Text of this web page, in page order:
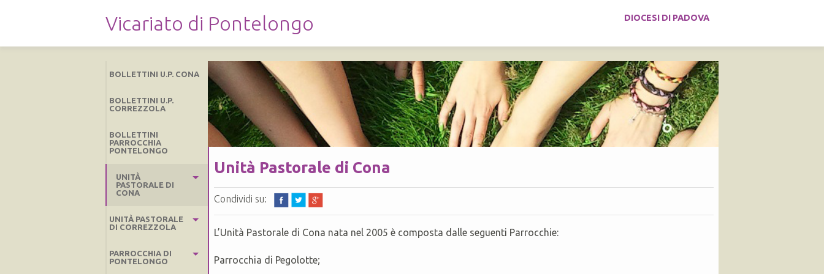
Vicariato di Pontelongo DIOCESI DI PADOVA
BOLLETTINI U.P. CONA
BOLLETTINI U.P.
CORREZZOLA
BOLLETTINI
PARROCCHIA
PONTELONGO
UNITÀ
PASTORALE DI
CONA
PARROCCHIA DI PEGOLOTTE
UNITÀ PASTORALE
DI CORREZZOLA
PARROCCHIE
PARROCCHIA DI
PONTELONGO
Unità Pastorale di Cona
Condividi su:
L’Unità Pastorale di Cona nata nel 2005 è composta dalle seguenti Parrocchie:
Parrocchia di Pegolotte;